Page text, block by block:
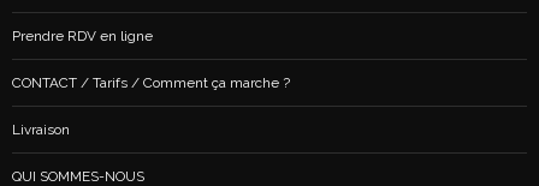
Prendre RDV en ligne
CONTACT / Tarifs / Comment ça marche ?
Livraison
QUI SOMMES-NOUS